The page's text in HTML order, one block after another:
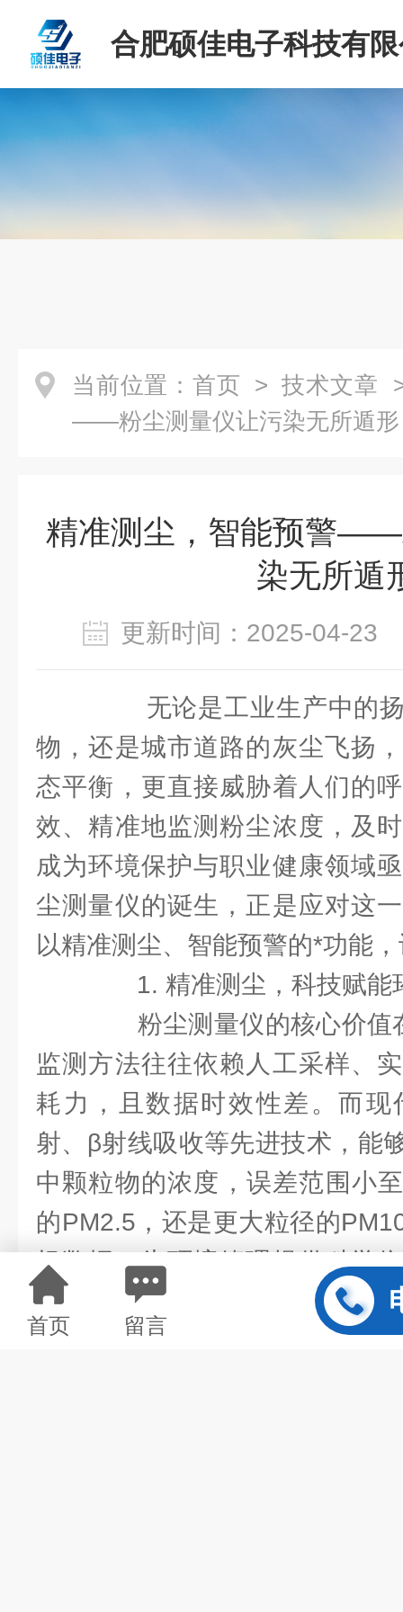
合肥硕佳电子科技有
当前位置： 首页 > 技术文章
——粉尘测量仪让污染无所遁形
精准测尘，智能预警——
染无所遁
更新时间：2025-04-
无论是工业生产中的扬
物，还是城市道路的灰尘飞扬
态平衡，更直接威胁着人们的
效、精准地监测粉尘浓度，及
成为环境保护与职业健康领域
尘测量仪的诞生，正是应对这
以精准测尘、智能预警的*功能
1. 精准测尘，科技赋能
粉尘测量仪的核心价值
监测方法往往依赖人工采样、
耗力，且数据时效性差。而现
射、β射线吸收等先进技术，能
中颗粒物的浓度，误差范围小
的PM2.5，还是更大粒径的
捉数据，为环境管理提供科学
钢铁厂等高粉尘作业环境中，
企业及时调整生产流程，减少
首页 留言